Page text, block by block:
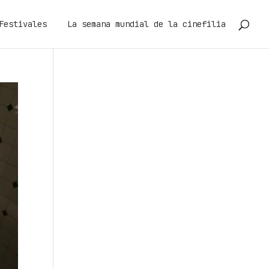
La semana mundial de la cinefilia